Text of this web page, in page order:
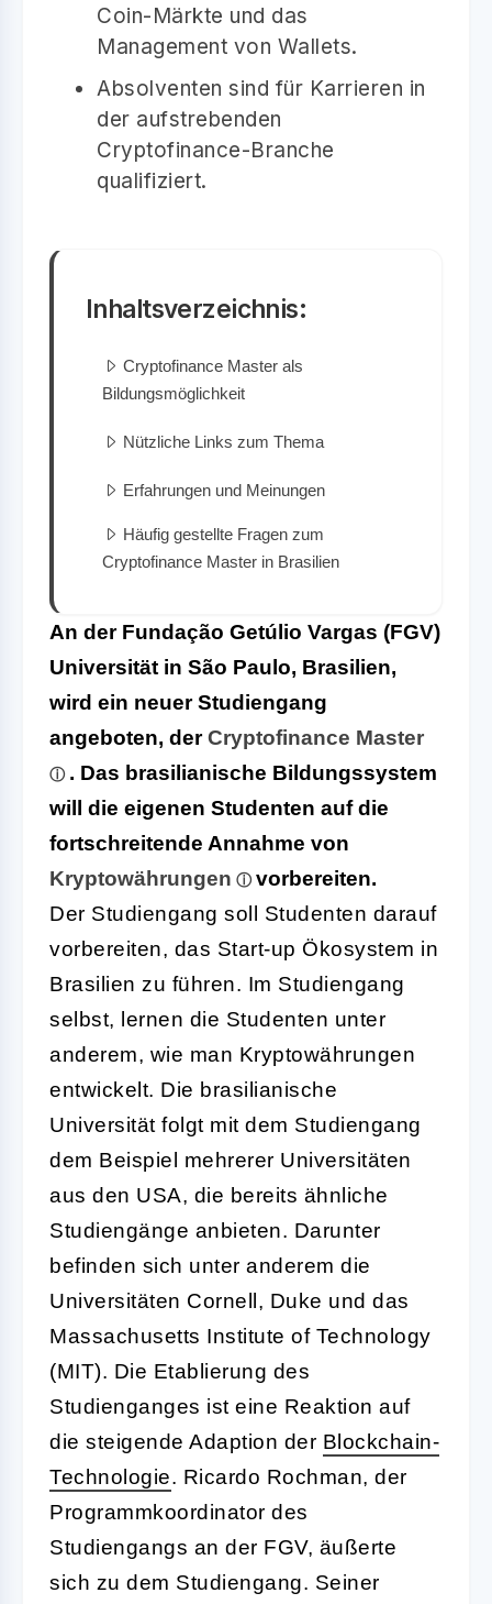
Coin-Märkte und das
Management von Wallets.
Absolventen sind für Karrieren in
der aufstrebenden
Cryptofinance-Branche
qualifiziert.
Inhaltsverzeichnis:
Cryptofinance Master als
Bildungsmöglichkeit
Nützliche Links zum Thema
Erfahrungen und Meinungen
Häufig gestellte Fragen zum
Cryptofinance Master in Brasilien
An der Fundação Getúlio Vargas (FGV)
Universität in São Paulo, Brasilien,
wird ein neuer Studiengang
angeboten, derCryptofinance Master
. Das brasilianische Bildungssystem
will die eigenen Studenten auf die
fortschreitende Annahme von
Kryptowährungen
vorbereiten.
Der Studiengang soll Studenten darauf
vorbereiten, das Start-up Ökosystem in
Brasilien zu führen. Im Studiengang
selbst, lernen die Studenten unter
anderem, wie man Kryptowährungen
entwickelt. Die brasilianische
Universität folgt mit dem Studiengang
dem Beispiel mehrerer Universitäten
aus den USA, die bereits ähnliche
Studiengänge anbieten. Darunter
befinden sich unter anderem die
Universitäten Cornell, Duke und das
Massachusetts Institute of Technology
(MIT). Die Etablierung des
Studienganges ist eine Reaktion auf
die steigende Adaption der Blockchain-
Technologie. Ricardo Rochman, der
Programmkoordinator des
Studiengangs an der FGV, äußerte
sich zu dem Studiengang. Seiner